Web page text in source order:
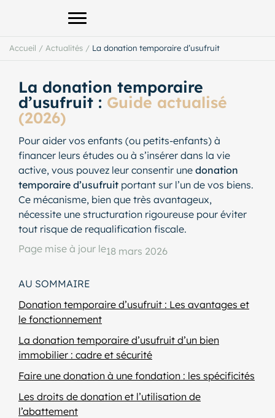
Afficher le menu principal
Accueil / Actualités / La donation temporaire d’usufruit
La donation temporaire
d’usufruit : Guide actualisé
(2026)
Pour aider vos enfants (ou petits-enfants) à
financer leurs études ou à s’insérer dans la vie
active, vous pouvez leur consentir une donation
temporaire d’usufruit portant sur l’un de vos biens.
Ce mécanisme, bien que très avantageux,
nécessite une structuration rigoureuse pour éviter
tout risque de requalification fiscale.
Page mise à jour le18 mars 2026
AU SOMMAIRE
Donation temporaire d’usufruit : Les avantages et
le fonctionnement
La donation temporaire d’usufruit d’un bien
immobilier : cadre et sécurité
Faire une donation à une fondation : les spécificités
Les droits de donation et l’utilisation de
l’abattement